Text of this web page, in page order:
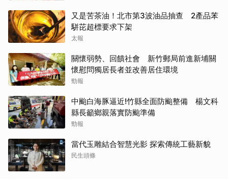
又是苦茶油！北市第3波油品抽查 2產品苯
駢芘超標要求下架
太報
關懷弱勢、回饋社會 新竹郵局前進新埔關
懷慰問獨居長者並改善居住環境
勁報
中颱白海豚逼近!竹縣全面防颱整備 楊文科
縣長籲鄉親落實防颱準備
勁報
當代玉雕結合智慧光影 探索傳統工藝新貌
民生頭條